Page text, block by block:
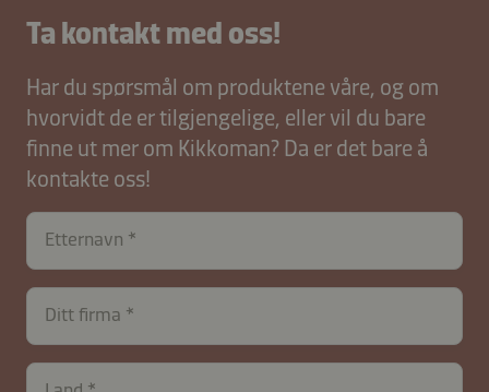
Ta kontakt med oss!
Har du spørsmål om produktene våre, og om
hvorvidt de er tilgjengelige, eller vil du bare
finne ut mer om Kikkoman? Da er det bare å
kontakte oss!
Etternavn
Ditt firma
contactNO-